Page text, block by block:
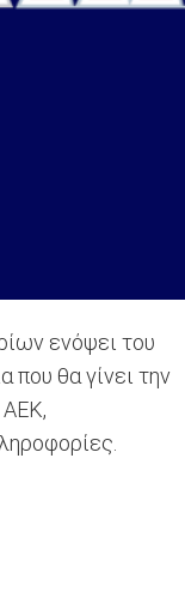
ενόψει του
που θα γίνει την
ΑΕΚ,